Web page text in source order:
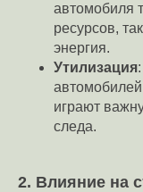
автомобиля
ресурсов,
энергия.
Утилизация
играют
следа.
2. Влияние на